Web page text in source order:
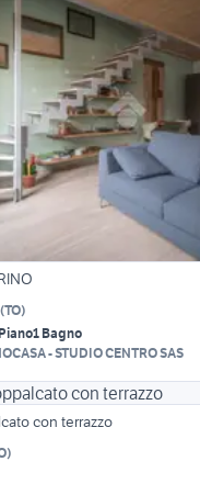
(TO)
1 Bagno
- STUDIO CENTRO SAS
con terrazzo
)